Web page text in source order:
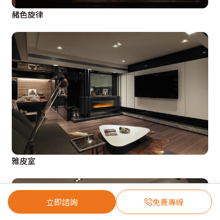
立即諮詢 免費專線
赭色旋律
雅皮室